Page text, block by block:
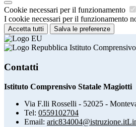
Cookie necessari per il funzionamento
I cookie necessari per il funzionamento
Accetta tutti Salva le preferenze
Istituto
Contatti
Istituto Comprensivo Statale Magiotti
Via F.lli Rosselli - 52025 -
Tel: 0559102704
Email: aric834004@istruzione.it